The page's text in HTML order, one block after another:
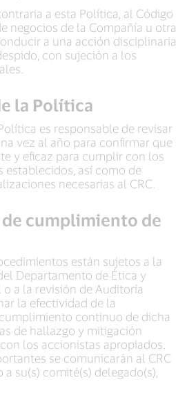
a esta Política, al Código
negocios de la Compañía u otra
a una acción disciplinaria
con sujeción a los
la Política
es responsable de revisar
vez al año para confirmar que
y eficaz para cumplir con los
establecidos, así como de
necesarias al CRC.
cumplimiento de
están sujetos a la
Departamento de Ética y
a la revisión de Auditoría
la efectividad de la
continuo de dicha
de hallazgo y mitigación
los accionistas apropiados.
se comunicarán al CRC
su(s) comité(s) delegado(s),